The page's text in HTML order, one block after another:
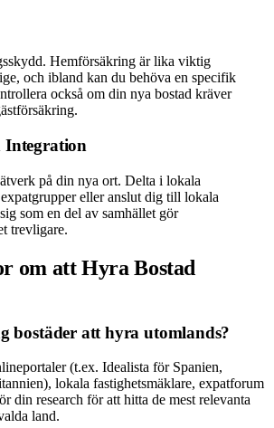
Hemförsäkring är lika viktig
och ibland kan du behöva en specifik
också om din nya bostad kräver
Integration
på din nya ort. Delta i lokala
eller anslut dig till lokala
som en del av samhället gör
trevligare.
om att Hyra Bostad
bostäder att hyra utomlands?
(t.ex. Idealista för Spanien,
lokala fastighetsmäklare, expatforum
din research för att hitta de mest relevanta
land.